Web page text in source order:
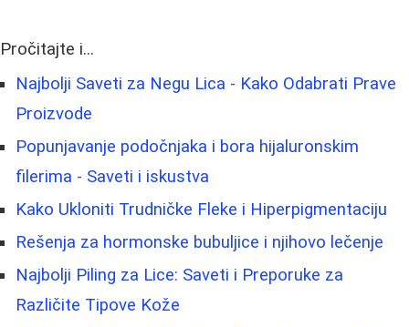
Pročitajte i...
Najbolji Saveti za Negu Lica - Kako Odabrati Prave
Proizvode
Popunjavanje podočnjaka i bora hijaluronskim
filerima - Saveti i iskustva
Kako Ukloniti Trudničke Fleke i Hiperpigmentaciju
Rešenja za hormonske bubuljice i njihovo lečenje
Najbolji Piling za Lice: Saveti i Preporuke za
Različite Tipove Kože